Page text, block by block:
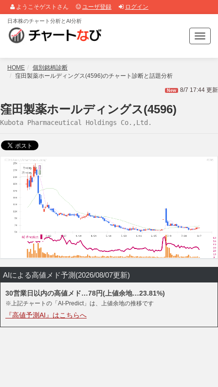
ようこそゲストさん ユーザ登録 ログイン
T
o
g
日本株のチャート分析とAI分析
HOME
個別銘柄診断
窪田製薬ホールディングス(4596)のチャート診断と話題分析
New 8/7 17:44 更新
窪田製薬ホールディングス(4596)
Kubota Pharmaceutical Holdings Co.,Ltd.
AIによる高値メド予測(2026/08/07更新)
30営業日以内の高値メド…78円(上値余地…23.81%)
※上記チャートの「AI-Predict」は、上値余地の推移です
『高値予測AI』はこちらへ